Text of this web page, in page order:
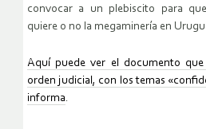
convocar a un plebiscito para
quiere o no la megaminería en
Aquí puede ver el documento
orden judicial, con los temas
informa.